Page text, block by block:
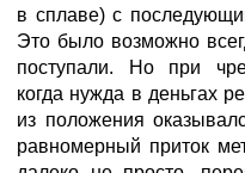
в сплаве) с
Это было возможно
поступали. Но при
когда нужда в деньгах
из положения
равномерный приток